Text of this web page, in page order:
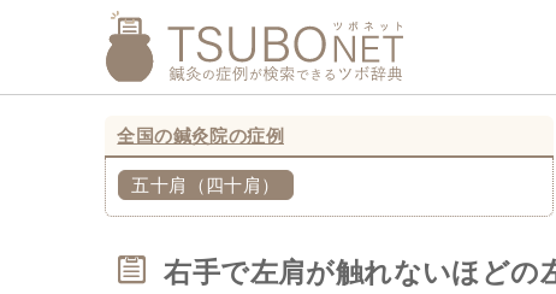
全国の鍼灸院の症例
五十肩（四十肩）
右手で左肩が触れないほどの